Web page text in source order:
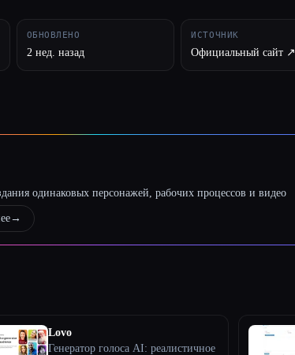
ОБНОВЛЕНО
2 нед. назад
ИСТОЧНИК
Официальный сайт ↗︎
одинаковых персонажей, рабочих процессов и видео
→
Lovo
Генератор голоса AI: реалистичное